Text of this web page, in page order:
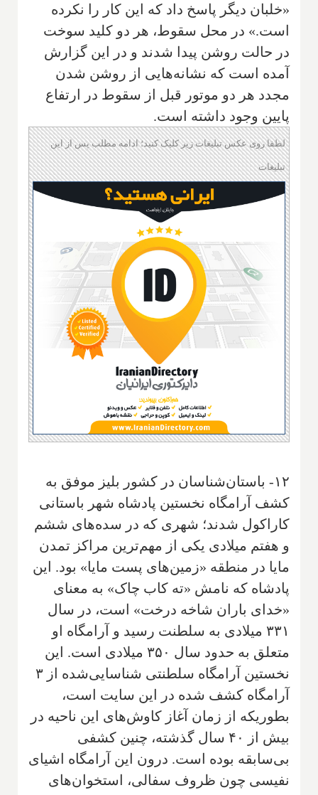
«خلبان دیگر پاسخ داد که این کار را نکرده
است.» در محل سقوط، هر دو کلید سوخت
در حالت روشن پیدا شدند و در این گزارش
آمده است که نشانه‌هایی از روشن شدن
مجدد هر دو موتور قبل از سقوط در ارتفاع
پایین وجود داشته است.
لطفا روی عکس تبلیغات زیر کلیک کنید؛ ادامه مطلب پس از این
تبلیغات
۱۲- باستان‌شناسان در کشور بلیز موفق به
کشف آرامگاه نخستین پادشاه شهر باستانی
کاراکول شدند؛ شهری که در سده‌های ششم
و هفتم میلادی یکی از مهم‌ترین مراکز تمدن
مایا در منطقه «زمین‌های پست مایا» بود. این
پادشاه که نامش «ته کاب چاک» به معنای
«خدای باران شاخه درخت» است، در سال
۳۳۱ میلادی به سلطنت رسید و آرامگاه او
متعلق به حدود سال ۳۵۰ میلادی است. این
نخستین آرامگاه سلطنتی شناسایی‌شده از ۳
آرامگاه کشف شده در این سایت است،
بطوریکه از زمان آغاز کاوش‌های این ناحیه در
بیش از ۴۰ سال گذشته، چنین کشفی
بی‌سابقه بوده است. درون این آرامگاه اشیای
نفیسی چون ظروف سفالی، استخوان‌های